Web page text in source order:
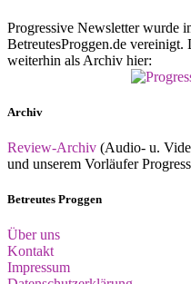
Progressive Newsletter wurde
BetreutesProggen.de
weiterhin als Archiv hier:
Archiv
Review-Archiv (Audio- u.
und unserem Vorläufer
Betreutes Proggen
Über uns
Kontakt
Impressum